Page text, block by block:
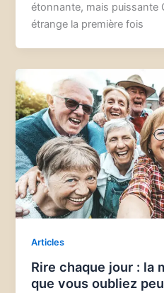
étonnante, mais puissante
étrange la première fois
Articles
Rire chaque jour : la
que vous oubliez